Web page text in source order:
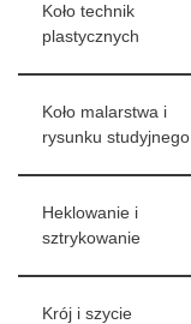
Koło technik
plastycznych
Koło malarstwa i
rysunku studyjnego
Heklowanie i
sztrykowanie
Krój i szycie